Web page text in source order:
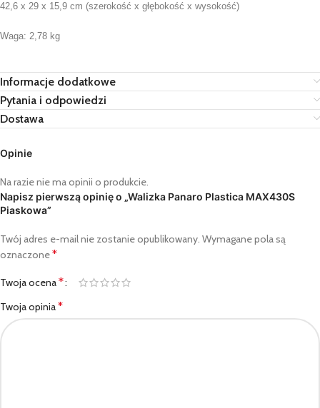
42,6 x 29 x 15,9 cm (szerokość x głębokość x wysokość)
Waga: 2,78 kg
Informacje dodatkowe
Pytania i odpowiedzi
Dostawa
Opinie
Na razie nie ma opinii o produkcie.
Napisz pierwszą opinię o „Walizka Panaro Plastica MAX430S
Piaskowa”
Twój adres e-mail nie zostanie opublikowany. Wymagane pola są
oznaczone*
Twoja ocena*
Twoja opinia*